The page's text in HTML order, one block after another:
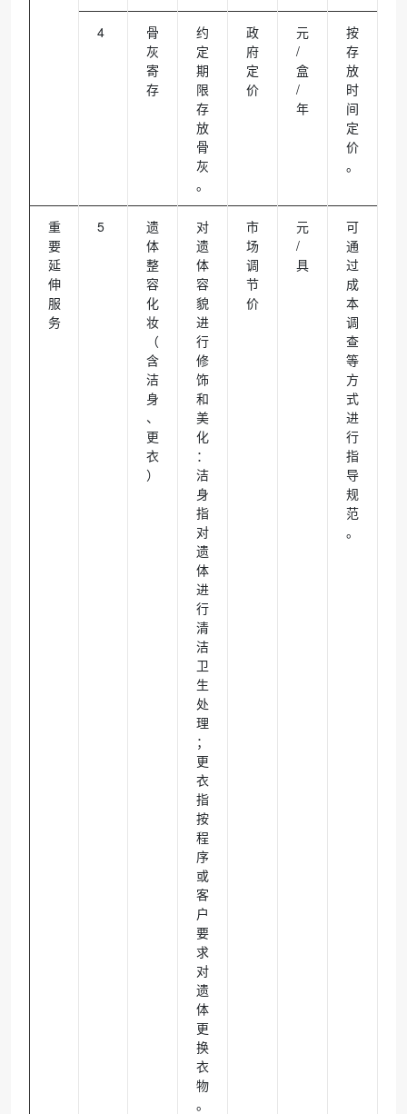
4
骨
灰
寄
存
约
定
期
限
存
放
骨
灰
。
政
府
定
价
元
/
盒
/
年
按
存
放
时
间
定
价
。
重
要
延
伸
服
务
5
遗
体
整
容
化
妆
（
含
洁
身
、
更
衣
）
对
遗
体
容
貌
进
行
修
饰
和
美
化
：
洁
身
指
对
遗
体
进
行
清
洁
卫
生
处
理
；
更
衣
指
按
程
序
或
客
户
要
求
对
遗
体
更
换
衣
物
。
市
场
调
节
价
元
/
具
可
通
过
成
本
调
查
等
方
式
进
行
指
导
规
范
。